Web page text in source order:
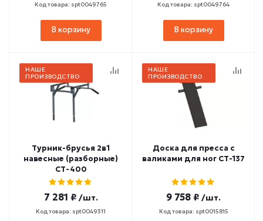
Код товара: spt0049765
В корзину
Код товара: spt0049764
В корзину
НАШЕ
ПРОИЗВОДСТВО
Турник-брусья 2в1
навесные (разборные)
СТ-400
7 281 ₽ /шт.
Код товара: spt0049311
НАШЕ
ПРОИЗВОДСТВО
Доска для пресса с
валиками для ног СТ-137
9 758 ₽ /шт.
Код товара: spt0015815